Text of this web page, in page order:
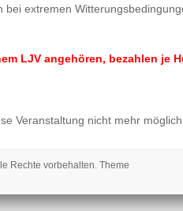
bei extremen
LJV angehören, bezahlen je
Veranstaltung nicht mehr möglich.
Rechte vorbehalten. Theme